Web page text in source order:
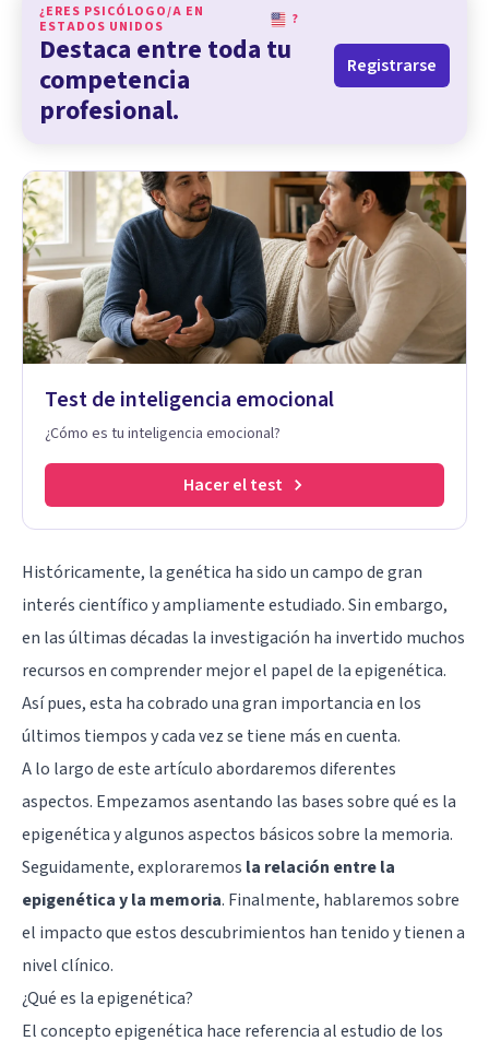
¿ERES PSICÓLOGO/A EN
ESTADOS UNIDOS
?
Destaca entre toda tu
competencia
profesional.
Registrarse
Test de inteligencia emocional
¿Cómo es tu inteligencia emocional?
Hacer el test
Históricamente, la genética ha sido un campo de gran
interés científico y ampliamente estudiado. Sin embargo,
en las últimas décadas la investigación ha invertido muchos
recursos en comprender mejor el papel de la epigenética.
Así pues, esta ha cobrado una gran importancia en los
últimos tiempos y cada vez se tiene más en cuenta.
A lo largo de este artículo abordaremos diferentes
aspectos. Empezamos asentando las bases sobre qué es la
epigenética y algunos aspectos básicos sobre la memoria.
Seguidamente, exploraremos la relación entre la
epigenética y la memoria. Finalmente, hablaremos sobre
el impacto que estos descubrimientos han tenido y tienen a
nivel clínico.
¿Qué es la epigenética?
El concepto epigenética hace referencia al estudio de los